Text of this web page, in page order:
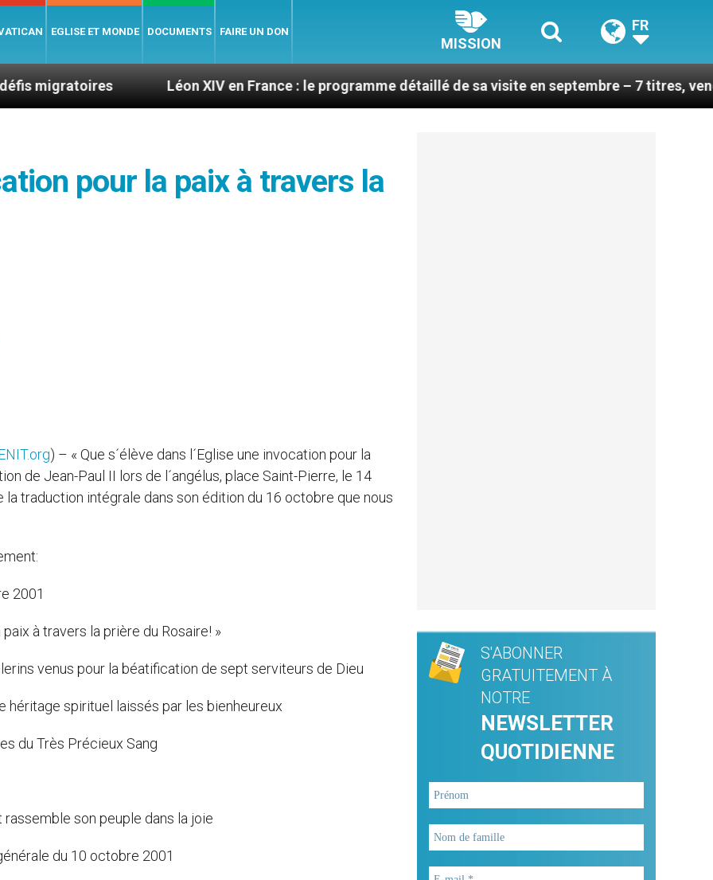
EGLISE ET MONDE DOCUMENTS FAIRE UN DON
MISSION
FR
Léon XIV en France : le programme détaillé de sa visite en septembre – 7 titres, vendredi 7 août
pour la paix à travers la
) – « Que s´élève dans l´Eglise une invocation pour la
de Jean-Paul II lors de l´angélus, place Saint-Pierre, le 14
la traduction intégrale dans son édition du 16 octobre que nous
2001
à travers la prière du Rosaire! »
venus pour la béatification de sept serviteurs de Dieu
spirituel laissés par les bienheureux
du Très Précieux Sang
son peuple dans la joie
du 10 octobre 2001
S'ABONNER
GRATUITEMENT À
NOTRE
NEWSLETTER
QUOTIDIENNE